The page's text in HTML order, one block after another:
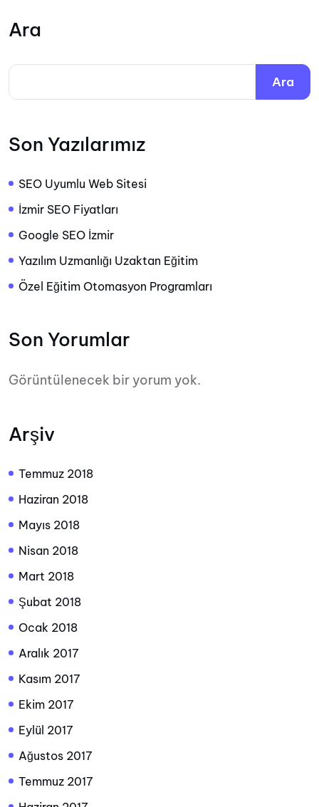
Ara
Ara
Son Yazılarımız
SEO Uyumlu Web Sitesi
İzmir SEO Fiyatları
Google SEO İzmir
Yazılım Uzmanlığı Uzaktan Eğitim
Özel Eğitim Otomasyon Programları
Son Yorumlar
Görüntülenecek bir yorum yok.
Arşiv
Temmuz 2018
Haziran 2018
Mayıs 2018
Nisan 2018
Mart 2018
Şubat 2018
Ocak 2018
Aralık 2017
Kasım 2017
Ekim 2017
Eylül 2017
Ağustos 2017
Temmuz 2017